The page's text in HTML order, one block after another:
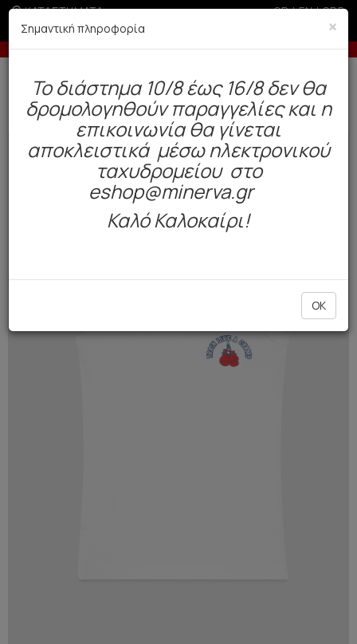
ΚΑΤΑΣΤΗΜΑΤΑ GR|EN|SRB
σε παραγγελίες άνω των 200€ σε περίοδο εκπτώσεων
Δωρεάν αποστολή άνω των 49€. Παράδοση σε 3-5 εργάσιμες.
Παιδί Αγόρι Φανελάκια
NEW
×
Σημαντική πληροφορία
To διάστημα 10/8 έως 16/8 δεν θα
δρομολογηθούν παραγγελίες και η
επικοινωνία θα γίνεται
αποκλειστικά μέσω ηλεκτρονικού
ταχυδρομείου στο
eshop@minerva.gr
Καλό Καλοκαίρι!
OK